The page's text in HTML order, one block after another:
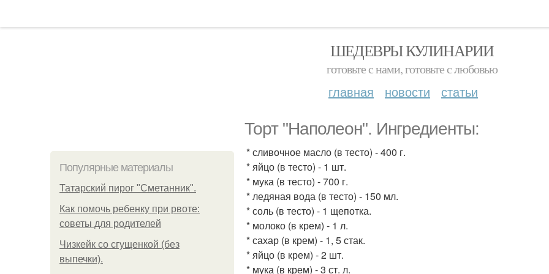
ШЕДЕВРЫ КУЛИНАРИИ
готовьте с нами, готовьте с любовью
главная новости статьи
Торт "Наполеон". Ингредиенты:
Популярные материалы
Татарский пирог "Сметанник".
Как помочь ребенку при рвоте:
советы для родителей
Чизкейк со сгущенкой (без
выпечки).
* сливочное масло (в тесто) - 400 г.
* яйцо (в тесто) - 1 шт.
* мука (в тесто) - 700 г.
* ледяная вода (в тесто) - 150 мл.
* соль (в тесто) - 1 щепотка.
* молоко (в крем) - 1 л.
* сахар (в крем) - 1, 5 стак.
* яйцо (в крем) - 2 шт.
* мука (в крем) - 3 ст. л.